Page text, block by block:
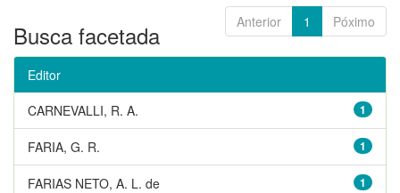
Anterior 1 Póximo
Busca facetada
Editor
1
CARNEVALLI, R. A.
1
FARIA, G. R.
1
FARIAS NETO, A. L. de